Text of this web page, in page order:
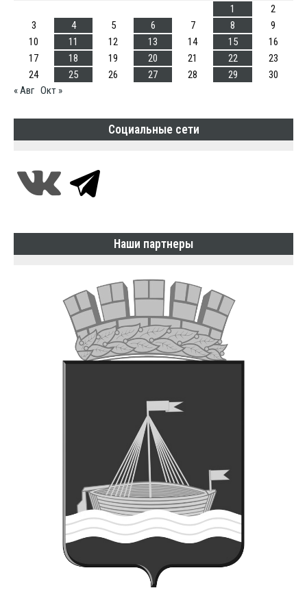
1
2
3
4 5 6 7 8
9
10
11 12 13 14 15
16
17
18 19 20 21 22
23
24
25 26 27 28 29
30
« Авг Окт »
Социальные сети
Наши партнеры